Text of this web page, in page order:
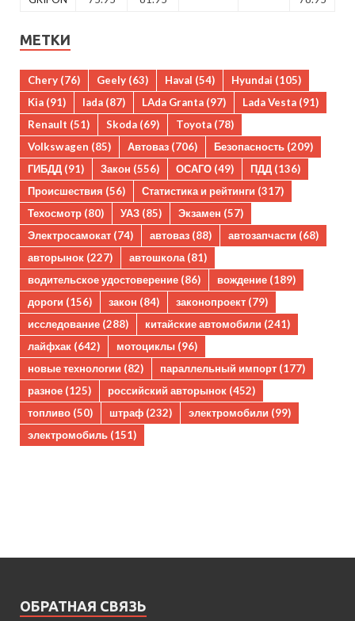
МЕТКИ
Chery (76) Geely (63) Haval (54) Hyundai (105)
Kia (91) lada (87) LAda Granta (97) Lada Vesta (91)
Renault (51) Skoda (69) Toyota (78)
Volkswagen (85) Автоваз (706) Безопасность (209)
ГИБДД (91) Закон (556) ОСАГО (49) ПДД (136)
Происшествия (56) Статистика и рейтинги (317)
Техосмотр (80) УАЗ (85) Экзамен (57)
Электросамокат (74) автоваз (88) автозапчасти (68)
авторынок (227) автошкола(81)
водительское удостоверение (86) вождение (189)
дороги (156) закон (84) законопроект (79)
исследование (288) китайские автомобили (241)
лайфхак (642) мотоциклы (96)
новые технологии (82) параллельный импорт (177)
разное (125) российский авторынок (452)
топливо (50) штраф (232) электромобили (99)
электромобиль (151)
ОБРАТНАЯ СВЯЗЬ